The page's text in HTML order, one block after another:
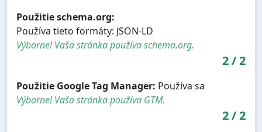
Použitie schema.org:
Používa tieto formáty: JSON-LD
Výborne! Vaša stránka používa schema.org.
2/2
Použitie Google Tag Manager: Používa sa
Výborne! Vaša stránka používa GTM.
2/2